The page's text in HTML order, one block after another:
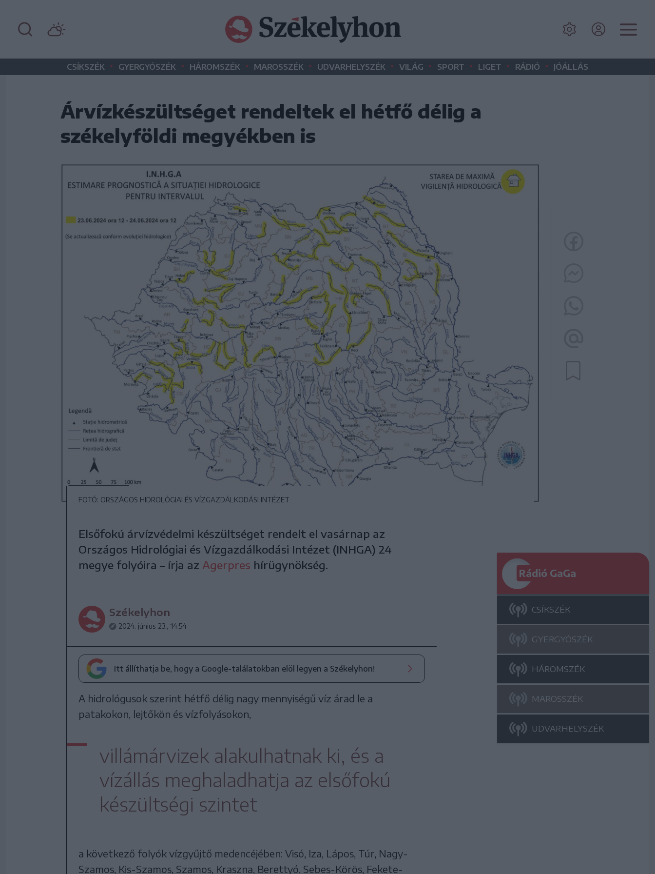
CSÍKSZÉK • GYERGYÓSZÉK • HÁROMSZÉK • MAROSSZÉK • UDVARHELYSZÉK • VILÁG • SPORT • LIGET • RÁDIÓ • JÓÁLLÁS
Árvízkészültséget rendeltek el hétfő délig a
székelyföldi megyékben is
FOTÓ: ORSZÁGOS HIDROLÓGIAI ÉS VÍZGAZDÁLKODÁSI INTÉZET
Elsőfokú árvízvédelmi készültséget rendelt el vasárnap az
Országos Hidrológiai és Vízgazdálkodási Intézet (INHGA) 24
megye folyóira – írja az Agerpres hírügynökség.
Székelyhon
2024. június 23., 14:54
Itt állíthatja be, hogy a Google-találatokban elöl legyen a Székelyhon!
A hidrológusok szerint hétfő délig nagy mennyiségű víz árad le a
patakokon, lejtőkön és vízfolyásokon,
villámárvizek alakulhatnak ki, és a
vízállás meghaladhatja az elsőfokú
készültségi szintet
a következő folyók vízgyűjtő medencéjében: Visó, Iza, Lápos, Túr, Nagy-
Szamos, Kis-Szamos, Szamos, Kraszna, Berettyó, Sebes-Körös, Fekete-
Rádió GaGa
CSÍKSZÉK
GYERGYÓSZÉK
HÁROMSZÉK
MAROSSZÉK
UDVARHELYSZÉK